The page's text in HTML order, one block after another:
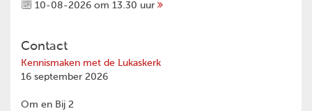
10-08-2026 om 13.30 uur
Contact
Kennismaken met de Lukaskerk
16 september 2026
Om en Bij 2